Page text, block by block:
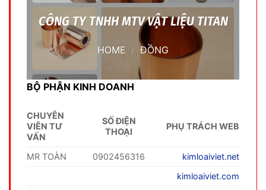
CÔNG TY TNHH MTV VẬT LIỆU TITAN
HOME / ĐỒNG
BỘ PHẬN KINH DOANH
CHUYÊN
VIÊN TƯ
VẤN
SỐ ĐIỆN
THOẠI
PHỤ TRÁCH WEB
MR TOÀN 0902456316
kimloaiviet.net
kimloaiviet.com